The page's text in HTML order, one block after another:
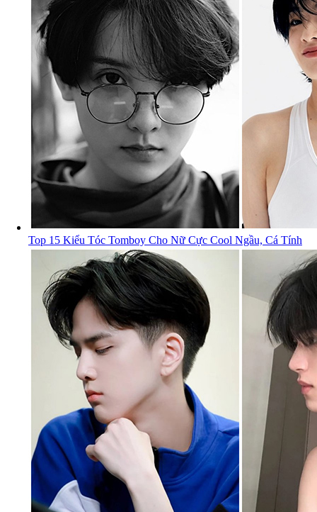
Top 15 Kiểu Tóc Tomboy Cho Nữ Cực Cool Ngầu, Cá Tính